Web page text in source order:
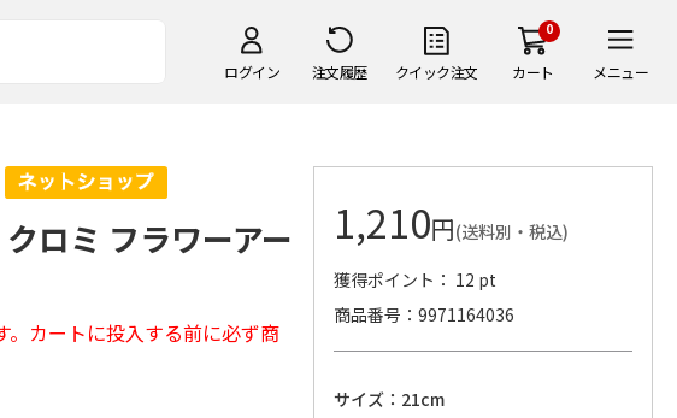
ログイン 注文履歴 クイック注文
0
カート メニュー
ロミ フラワーアー
。カートに投入する前に必ず商
1,210円(送料別・税込)
獲得ポイント： 12 pt
商品番号
9971164036
サイズ：21cm